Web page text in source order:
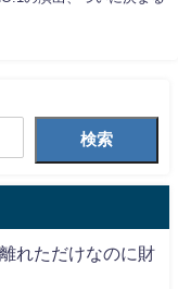
検索
れただけなのに財